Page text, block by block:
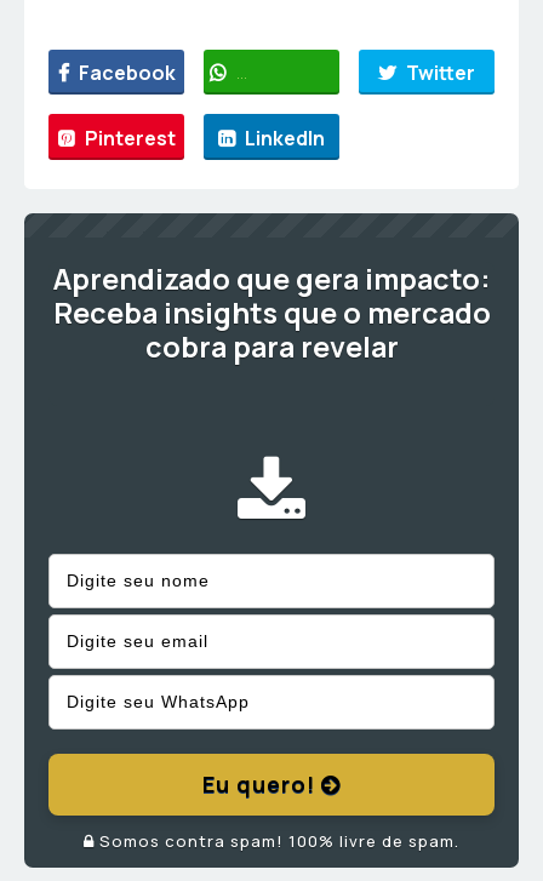
Facebook WhatsApp Twitter
Pinterest LinkedIn
Aprendizado que gera impacto:
Receba insights que o mercado
cobra para revelar
Eu quero!
Somos contra spam! 100% livre de spam.